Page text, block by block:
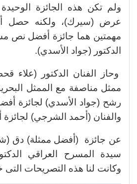
ولم تكن هذه الجائزة
عرض (سيرك)، ولكنه حصل
مهمتين هما جائزة أفضل نص
الدكتور (جواد الأسدي).
وحاز الفنان الدكتور (علاء
ممثل مناصفة مع الممثل
رشح (جواد الأسدي) لجائزة
والفنان (أحمد الشرجي)
عن جائزة (أفضل ممثلة) دق
سيدة المسرح العراقي
وكانت لنا هذه التصريحات التى